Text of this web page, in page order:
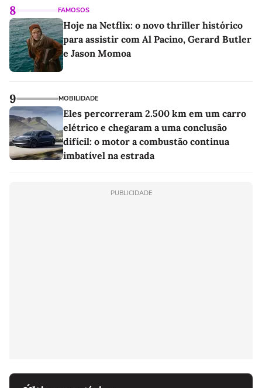
8 FAMOSOS
Hoje na Netflix: o novo thriller histórico
para assistir com Al Pacino, Gerard Butler
e Jason Momoa
9 MOBILIDADE
Eles percorreram 2.500 km em um carro
elétrico e chegaram a uma conclusão
difícil: o motor a combustão continua
imbatível na estrada
PUBLICIDADE